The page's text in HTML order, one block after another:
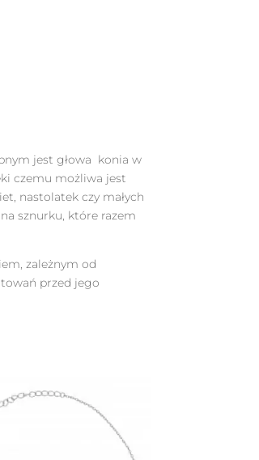
jest głowa konia w
czemu możliwa jest
nastolatek czy małych
sznurku, które razem
zależnym od
przed jego